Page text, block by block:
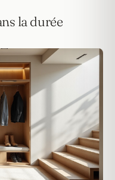
la durée